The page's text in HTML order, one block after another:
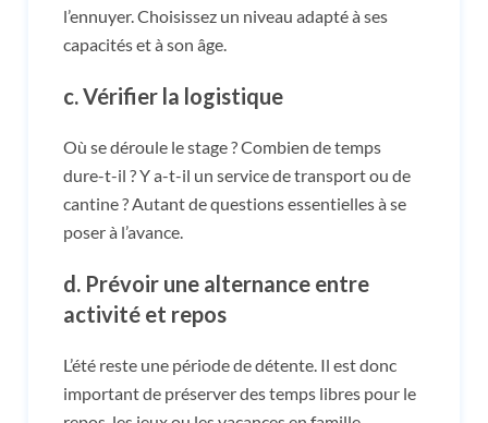
l’ennuyer. Choisissez un niveau adapté à ses
capacités et à son âge.
c. Vérifier la logistique
Où se déroule le stage ? Combien de temps
dure-t-il ? Y a-t-il un service de transport ou de
cantine ? Autant de questions essentielles à se
poser à l’avance.
d. Prévoir une alternance entre
activité et repos
L’été reste une période de détente. Il est donc
important de préserver des temps libres pour le